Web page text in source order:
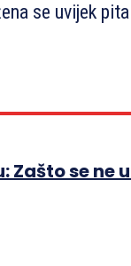
se uvijek
Zašto se ne